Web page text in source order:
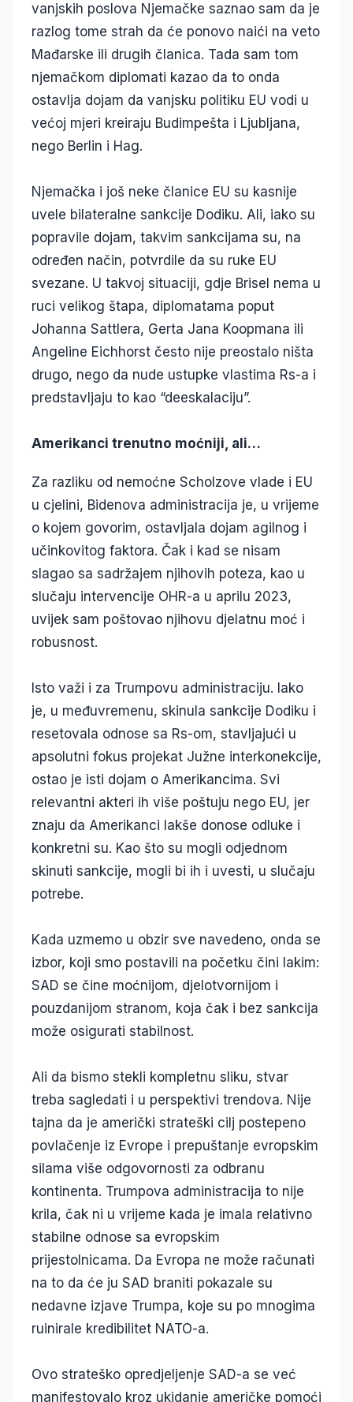
vanjskih poslova Njemačke saznao sam da je
razlog tome strah da će ponovo naići na veto
Mađarske ili drugih članica. Tada sam tom
njemačkom diplomati kazao da to onda
ostavlja dojam da vanjsku politiku EU vodi u
većoj mjeri kreiraju Budimpešta i Ljubljana,
nego Berlin i Hag.
Njemačka i još neke članice EU su kasnije
uvele bilateralne sankcije Dodiku. Ali, iako su
popravile dojam, takvim sankcijama su, na
određen način, potvrdile da su ruke EU
svezane. U takvoj situaciji, gdje Brisel nema u
ruci velikog štapa, diplomatama poput
Johanna Sattlera, Gerta Jana Koopmana ili
Angeline Eichhorst često nije preostalo ništa
drugo, nego da nude ustupke vlastima Rs-a i
predstavljaju to kao “deeskalaciju”.
Amerikanci trenutno moćniji, ali…
Za razliku od nemoćne Scholzove vlade i EU
u cjelini, Bidenova administracija je, u vrijeme
o kojem govorim, ostavljala dojam agilnog i
učinkovitog faktora. Čak i kad se nisam
slagao sa sadržajem njihovih poteza, kao u
slučaju intervencije OHR-a u aprilu 2023,
uvijek sam poštovao njihovu djelatnu moć i
robusnost.
Isto važi i za Trumpovu administraciju. Iako
je, u međuvremenu, skinula sankcije Dodiku i
resetovala odnose sa Rs-om, stavljajući u
apsolutni fokus projekat Južne interkonekcije,
ostao je isti dojam o Amerikancima. Svi
relevantni akteri ih više poštuju nego EU, jer
znaju da Amerikanci lakše donose odluke i
konkretni su. Kao što su mogli odjednom
skinuti sankcije, mogli bi ih i uvesti, u slučaju
potrebe.
Kada uzmemo u obzir sve navedeno, onda se
izbor, koji smo postavili na početku čini lakim:
SAD se čine moćnijom, djelotvornijom i
pouzdanijom stranom, koja čak i bez sankcija
može osigurati stabilnost.
Ali da bismo stekli kompletnu sliku, stvar
treba sagledati i u perspektivi trendova. Nije
tajna da je američki strateški cilj postepeno
povlačenje iz Evrope i prepuštanje evropskim
silama više odgovornosti za odbranu
kontinenta. Trumpova administracija to nije
krila, čak ni u vrijeme kada je imala relativno
stabilne odnose sa evropskim
prijestolnicama. Da Evropa ne može računati
na to da će ju SAD braniti pokazale su
nedavne izjave Trumpa, koje su po mnogima
ruinirale kredibilitet NATO-a.
Ovo strateško opredjeljenje SAD-a se već
manifestovalo kroz ukidanje američke pomoći